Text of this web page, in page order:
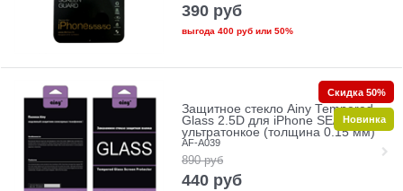
390 руб
выгода 400 рубили 50%
Защитное стекло Ainy Tempered
Glass 2.5D для iPhone SE/5/5c/5s
ультратонкое (толщина 0.15 мм)
AF-A039
890 руб
440 руб
Скидка 50%
Новинка